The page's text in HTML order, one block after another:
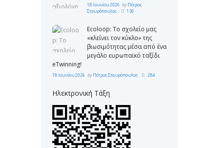
18 Ιουνίου 2026 byΠέτρος
Σταυρόπουλος
130
Ecoloop: Το σχολείο μας
«κλείνει τον κύκλο» της
βιωσιμότητας μέσα από ένα
μεγάλο ευρωπαϊκό ταξίδι
eTwinning!
18 Ιουνίου 2026 byΠέτρος Σταυρόπουλος 284
Ηλεκτρονική Τάξη